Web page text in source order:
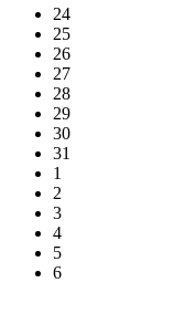
24
25
26
27
28
29
30
31
1
2
3
4
5
6